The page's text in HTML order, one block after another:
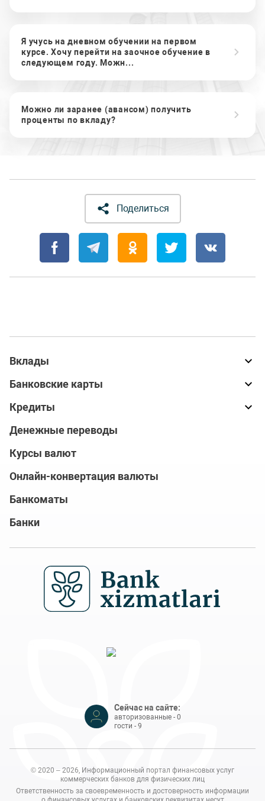
Я учусь на дневном обучении на первом
курсе. Хочу перейти на заочное обучение в
следующем году. Можн...
Можно ли заранее (авансом) получить
проценты по вкладу?
Поделиться
Вклады
Банковские карты
Кредиты
Денежные переводы
Курсы валют
Онлайн-конвертация валюты
Банкоматы
Банки
Сейчас на сайте:
авторизованные - 0
гости - 9
© 2020 – 2026, Информационный портал финансовых услуг
коммерческих банков для физических лиц
Ответственность за своевременность и достоверность информации